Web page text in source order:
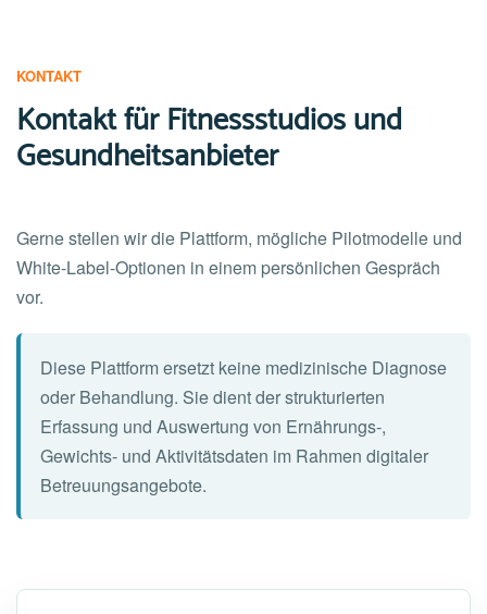
KONTAKT
Kontakt für Fitnessstudios und
Gesundheitsanbieter
Gerne stellen wir die Plattform, mögliche Pilotmodelle und
White-Label-Optionen in einem persönlichen Gespräch
vor.
Diese Plattform ersetzt keine medizinische Diagnose
oder Behandlung. Sie dient der strukturierten
Erfassung und Auswertung von Ernährungs-,
Gewichts- und Aktivitätsdaten im Rahmen digitaler
Betreuungsangebote.